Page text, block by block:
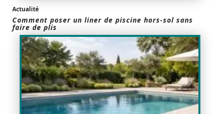
Actualité
Comment poser un liner de piscine hors-sol sans
faire de plis